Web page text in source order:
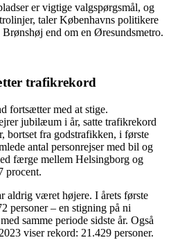
er vigtige valgspørgsmål, og
taler Københavns politikere
end om en Øresundsmetro.
trafikrekord
fortsætter med at stige.
jubilæum i år, satte trafikrekord
bortset fra godstrafikken, i første
antal personrejser med bil og
færge mellem Helsingborg og
procent.
aldrig været højere. I årets første
personer – en stigning på ni
samme periode sidste år. Også
viser rekord: 21.429 personer.